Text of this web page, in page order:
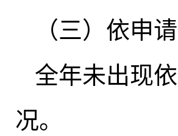
（三）依申
全年未出现
况。